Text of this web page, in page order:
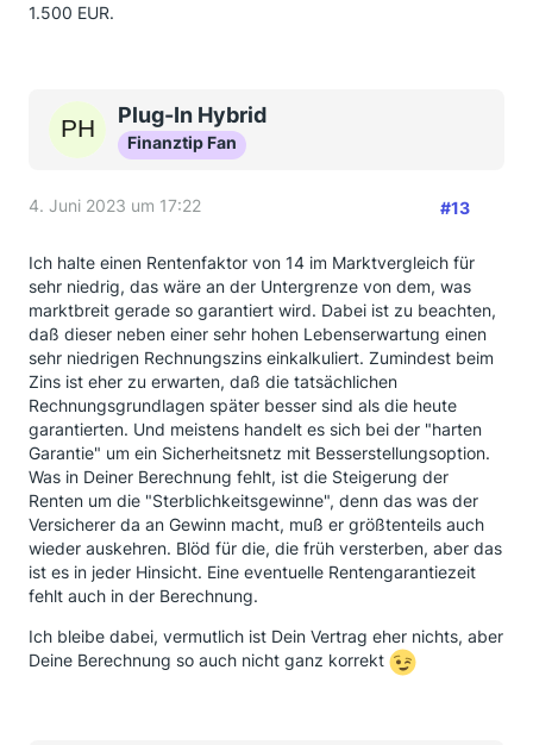
An der Stelle konnte ich das Ergebnis nicht fassen
1.500 EUR.
Plug-In Hybrid
Finanztip Fan
4. Juni 2023 um 17:22 #13
Ich halte einen Rentenfaktor von 14 im Marktvergleich für
sehr niedrig, das wäre an der Untergrenze von dem, was
marktbreit gerade so garantiert wird. Dabei ist zu beachten,
daß dieser neben einer sehr hohen Lebenserwartung einen
sehr niedrigen Rechnungszins einkalkuliert. Zumindest beim
Zins ist eher zu erwarten, daß die tatsächlichen
Rechnungsgrundlagen später besser sind als die heute
garantierten. Und meistens handelt es sich bei der "harten
Garantie" um ein Sicherheitsnetz mit Besserstellungsoption.
Was in Deiner Berechnung fehlt, ist die Steigerung der
Renten um die "Sterblichkeitsgewinne", denn das was der
Versicherer da an Gewinn macht, muß er größtenteils auch
wieder auskehren. Blöd für die, die früh versterben, aber das
ist es in jeder Hinsicht. Eine eventuelle Rentengarantiezeit
fehlt auch in der Berechnung.
Ich bleibe dabei, vermutlich ist Dein Vertrag eher nichts, aber
Deine Berechnung so auch nicht ganz korrekt